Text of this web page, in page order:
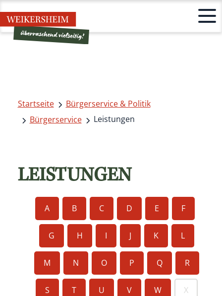
Startseite
Bürgerservice & Politik
Bürgerservice
Leistungen
LEISTUNGEN
A B C D E F
G H I J K L
M N O P Q R
S T U V W X